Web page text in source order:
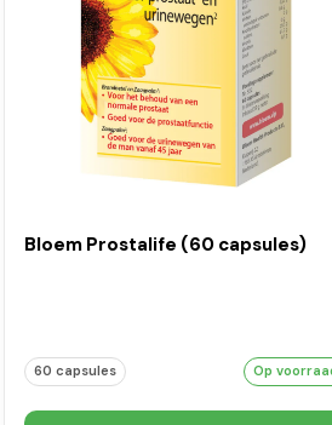
Bloem Prostalife (60 capsules)
60 capsules Op